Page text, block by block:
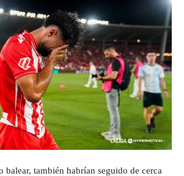
balear, también habrían seguido de cerca